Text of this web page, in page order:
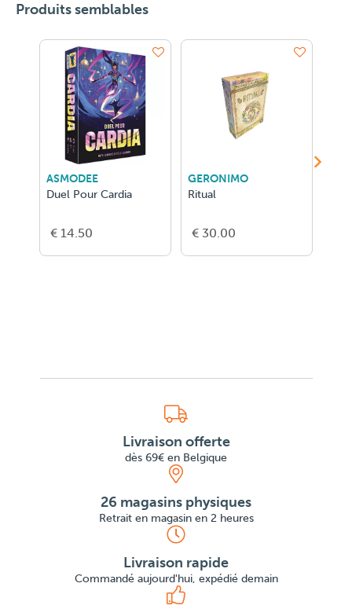
Produits semblables
ASMODEE
Duel Pour Cardia
€ 14.50
GERONIMO
Ritual
€ 30.00
Livraison offerte
dès 69€ en Belgique
26 magasins physiques
Retrait en magasin en 2 heures
Livraison rapide
Commandé aujourd'hui, expédié demain